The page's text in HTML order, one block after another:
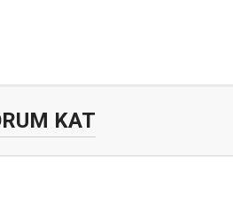
KAT